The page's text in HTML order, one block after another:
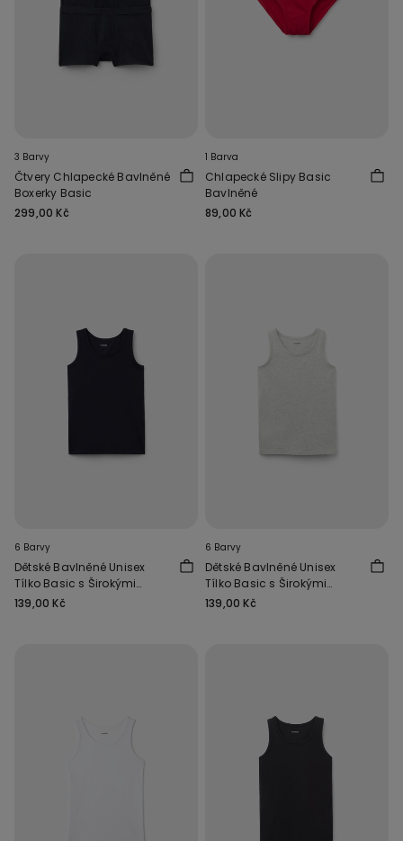
3 Barvy
Čtvery Chlapecké Bavlněné
Boxerky Basic
299,00 Kč
1 Barva
Chlapecké Slipy Basic
Bavlněné
89,00 Kč
6 Barvy
Dětské Bavlněné Unisex
Tílko Basic s Širokými
Ramínky
139,00 Kč
6 Barvy
Dětské Bavlněné Unisex
Tílko Basic s Širokými
Ramínky
139,00 Kč